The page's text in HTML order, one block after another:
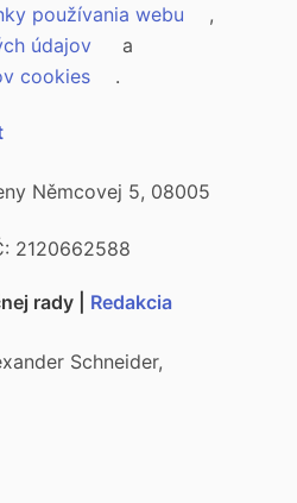
používania webu
,
údajov
a
cookies
.
Němcovej 5, 08005
2120662588
rady | Redakcia
Schneider,